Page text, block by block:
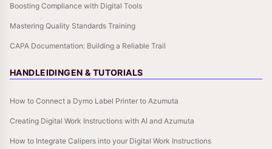
Boosting Compliance with Digital Tools
Mastering Quality Standards Training
CAPA Documentation: Building a Reliable Trail
HANDLEIDINGEN & TUTORIALS
How to Connect a Dymo Label Printer to Azumuta
Creating Digital Work Instructions with AI and Azumuta
How to Integrate Calipers into your Digital Work Instructions